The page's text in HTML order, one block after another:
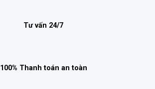
Tư vấn 24/7
100% Thanh toán an toàn